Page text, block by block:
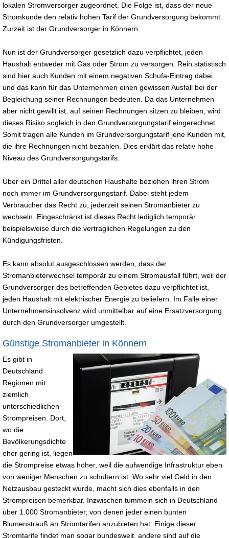
lokalen Stromversorger zugeordnet. Die Folge ist, dass der neue
Stromkunde den relativ hohen Tarif der Grundversorgung bekommt.
Zurzeit ist der Grundversorger in Könnern.
Nun ist der Grundversorger gesetzlich dazu verpflichtet, jeden
Haushalt entweder mit Gas oder Strom zu versorgen. Rein statistisch
sind hier auch Kunden mit einem negativen Schufa-Eintrag dabei
und das kann für das Unternehmen einen gewissen Ausfall bei der
Begleichung seiner Rechnungen bedeuten. Da das Unternehmen
aber nicht gewillt ist, auf seinen Rechnungen sitzen zu bleiben, wird
dieses Risiko sogleich in den Grundversorgungstarif eingerechnet.
Somit tragen alle Kunden im Grundversorgungstarif jene Kunden mit,
die ihre Rechnungen nicht bezahlen. Dies erklärt das relativ hohe
Niveau des Grundversorgungstarifs.
Über ein Drittel aller deutschen Haushalte beziehen ihren Strom
noch immer im Grundversorgungstarif. Dabei steht jedem
Verbraucher das Recht zu, jederzeit seinen Stromanbieter zu
wechseln. Eingeschränkt ist dieses Recht lediglich temporär
beispielsweise durch die vertraglichen Regelungen zu den
Kündigungsfristen.
Es kann absolut ausgeschlossen werden, dass der
Stromanbieterwechsel temporär zu einem Stromausfall führt, weil der
Grundversorger des betreffenden Gebietes dazu verpflichtet ist,
jeden Haushalt mit elektrischer Energie zu beliefern. Im Falle einer
Unternehmensinsolvenz wird unmittelbar auf eine Ersatzversorgung
durch den Grundversorger umgestellt.
Günstige Stromanbieter in Könnern
Es gibt in
Deutschland
Regionen mit
ziemlich
unterschiedlichen
Strompreisen. Dort,
wo die
Bevölkerungsdichte
eher gering ist, liegen
die Strompreise etwas höher, weil die aufwendige Infrastruktur eben
von weniger Menschen zu schultern ist. Wo sehr viel Geld in den
Netzausbau gesteckt wurde, macht sich dies ebenfalls in den
Strompreisen bemerkbar. Inzwischen tummeln sich in Deutschland
über 1.000 Stromanbieter, von denen jeder einen bunten
Blumenstrauß an Stromtarifen anzubieten hat. Einige dieser
Stromtarife findet man sogar bundesweit, andere sind auf die